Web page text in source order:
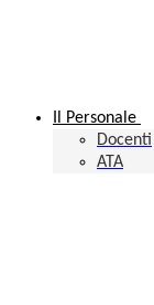
Il Personale
Docenti
ATA